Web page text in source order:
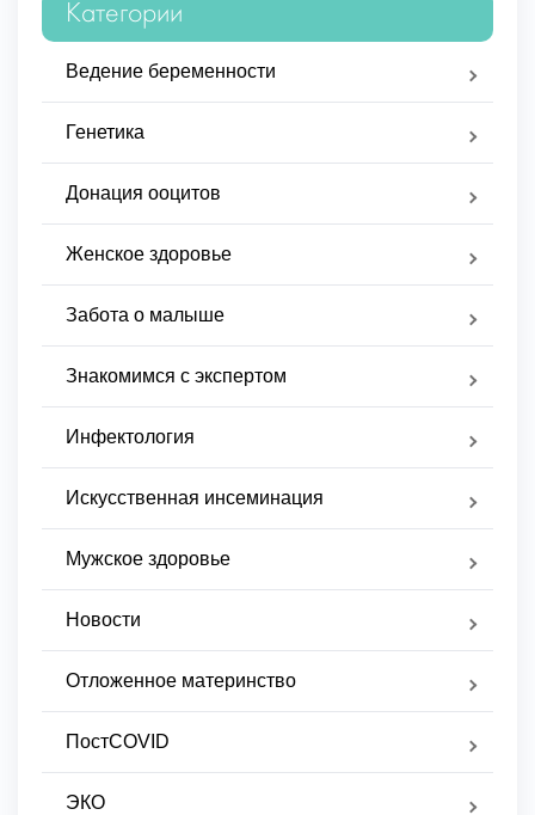
Категории
Ведение беременности
Генетика
Донация ооцитов
Женское здоровье
Забота о малыше
Знакомимся с экспертом
Инфектология
Искусственная инсеминация
Мужское здоровье
Новости
Отложенное материнство
ПостCOVID
ЭКО